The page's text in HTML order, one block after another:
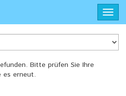
Bitte prüfen Sie Ihre
es erneut.